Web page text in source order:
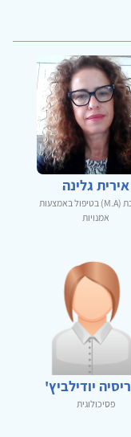
אירית גלינה
מוסמכת (M.A) בטיפול באמצעות
אמנויות
יודילביץ'
פסיכולוגית